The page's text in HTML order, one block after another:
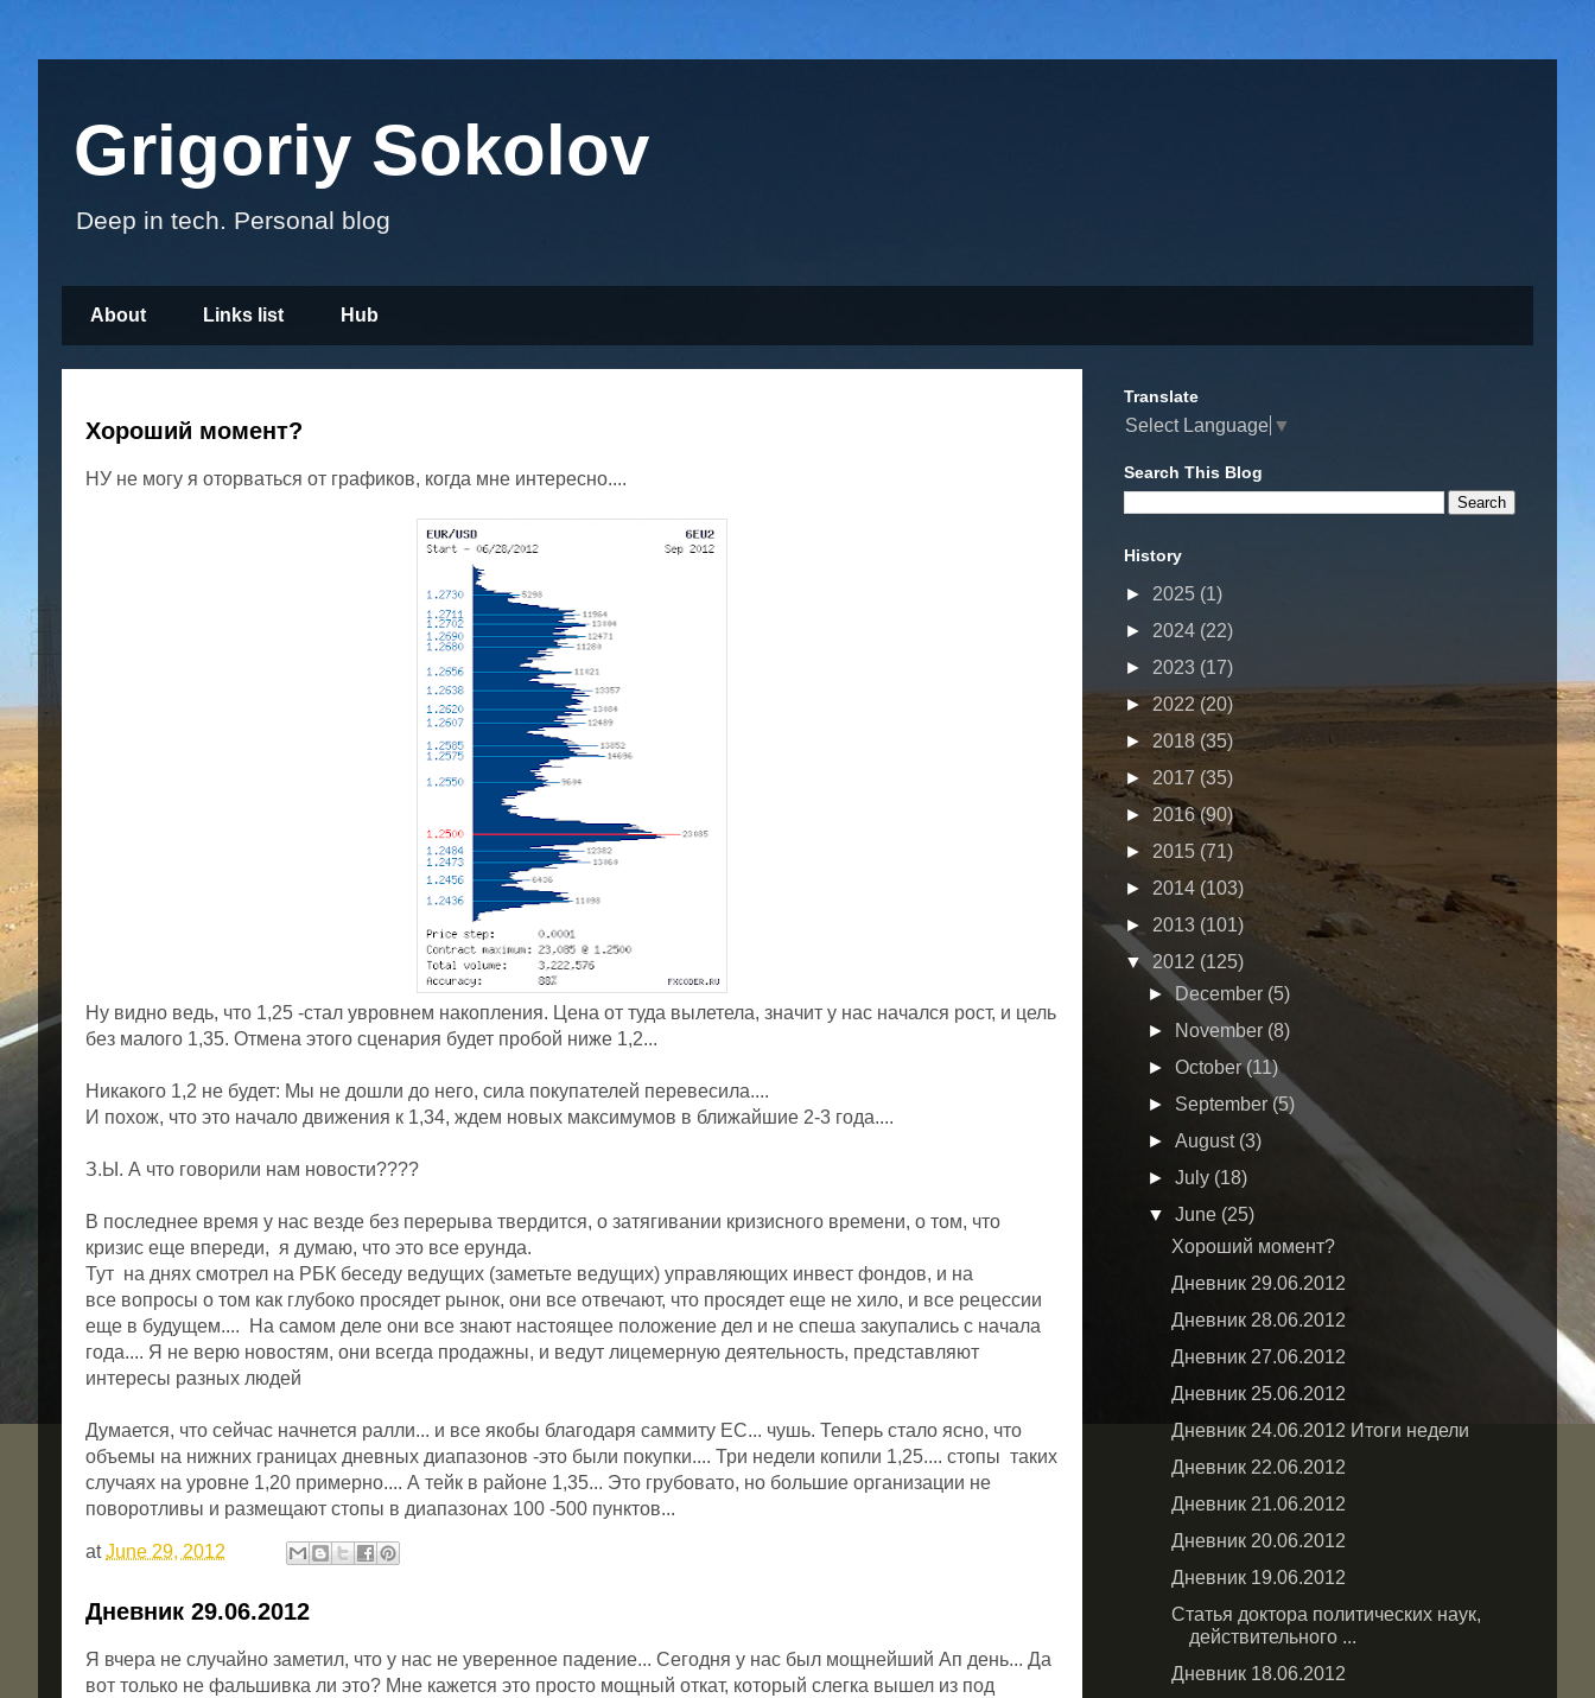
Grigoriy Sokolov
Deep in tech. Personal blog
About Links list Hub
Хороший момент?
НУ не могу я оторваться от графиков, когда мне интересно....
Ну видно ведь, что 1,25 -стал увровнем накопления. Цена от туда вылетела, значит у нас начался рост, и цель
без малого 1,35. Отмена этого сценария будет пробой ниже 1,2...
Никакого 1,2 не будет: Мы не дошли до него, сила покупателей перевесила....
И похож, что это начало движения к 1,34, ждем новых максимумов в ближайшие 2-3 года....
З.Ы. А что говорили нам новости????
В последнее время у нас везде без перерыва твердится, о затягивании кризисного времени, о том, что
кризис еще впереди, я думаю, что это все ерунда.
Тут на днях смотрел на РБК беседу ведущих (заметьте ведущих) управляющих инвест фондов, и на
все вопросы о том как глубоко просядет рынок, они все отвечают, что просядет еще не хило, и все рецессии
еще в будущем.... На самом деле они все знают настоящее положение дел и не спеша закупались с начала
года.... Я не верю новостям, они всегда продажны, и ведут лицемерную деятельность, представляют
интересы разных людей
Думается, что сейчас начнется ралли... и все якобы благодаря саммиту ЕС... чушь. Теперь стало ясно, что
объемы на нижних границах дневных диапазонов -это были покупки.... Три недели копили 1,25.... стопы таких
случаях на уровне 1,20 примерно.... А тейк в районе 1,35... Это грубовато, но большие организации не
поворотливы и размещают стопы в диапазонах 100 -500 пунктов...
atJune 29, 2012
Дневник 29.06.2012
Я вчера не случайно заметил, что у нас не уверенное падение... Сегодня у нас был мощнейший Ап день... Да
вот только не фальшивка ли это? Мне кажется это просто мощный откат, который слегка вышел из под
Translate
Select Language ▼
Search This Blog
History
► 2025 (1)
► 2024 (22)
► 2023 (17)
► 2022(20)
► 2018 (35)
► 2017 (35)
► 2016(90)
► 2015 (71)
► 2014 (103)
► 2013 (101)
▼ 2012 (125)
►December (5)
►
November (8)
►October(11)
► September(5)
►August (3)
►July (18)
▼June (25)
Хороший момент?
Дневник 29.06.2012
Дневник 28.06.2012
Дневник 27.06.2012
Дневник 25.06.2012
Дневник 24.06.2012 Итоги недели
Дневник 22.06.2012
Дневник 21.06.2012
Дневник 20.06.2012
Дневник 19.06.2012
Статья доктора политических наук,
действительного ...
Дневник 18.06.2012